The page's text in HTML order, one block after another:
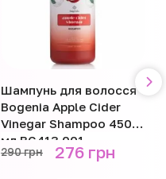
Шампунь для волосся
Bogenia Apple Cider
Vinegar Shampoo 450
мл BG413.001
290 грн 276 грн